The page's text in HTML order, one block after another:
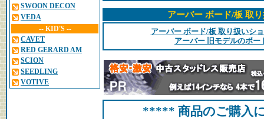
SWOON DECON
VEDA
-- KID'S --
CAVET
RED GERARD AM
SCION
SEEDLING
VOTIVE
アーバー ボード/板 取
アーバー ボード/板 取り扱いシ
アーバー 旧モデルのボー
***** 商品のご購入